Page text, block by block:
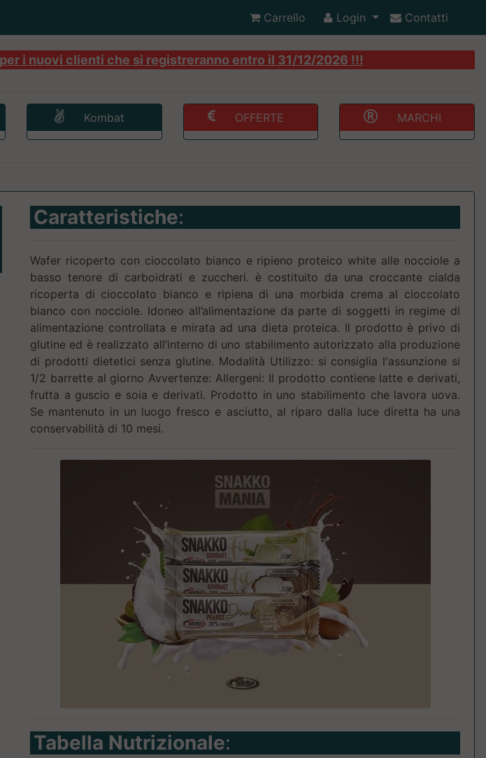
Carrello Login Contatti
i nuovi clienti che si registreranno entro il 31/12/2026 !!!
Kombat OFFERTE MARCHI
Caratteristiche:
Wafer ricoperto con cioccolato bianco e ripieno proteico white alle nocciole a
basso tenore di carboidrati e zuccheri. è costituito da una croccante cialda
ricoperta di cioccolato bianco e ripiena di una morbida crema al cioccolato
bianco con nocciole. Idoneo all’alimentazione da parte di soggetti in regime di
alimentazione controllata e mirata ad una dieta proteica. Il prodotto è privo di
glutine ed è realizzato all’interno di uno stabilimento autorizzato alla produzione
di prodotti dietetici senza glutine. Modalità Utilizzo: si consiglia l'assunzione si
1/2 barrette al giorno Avvertenze: Allergeni: Il prodotto contiene latte e derivati,
frutta a guscio e soia e derivati. Prodotto in uno stabilimento che lavora uova.
Se mantenuto in un luogo fresco e asciutto, al riparo dalla luce diretta ha una
conservabilità di 10 mesi.
Tabella Nutrizionale: